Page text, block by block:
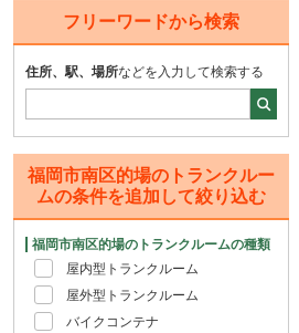
フリーワードから検索
住所、駅、場所などを入力して検索する
福岡市南区的場のトランクルー
ムの条件を追加して絞り込む
福岡市南区的場のトランクルームの種類
屋内型トランクルーム
屋外型トランクルーム
バイクコンテナ